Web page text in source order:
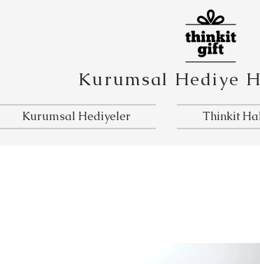
Kurumsal Hediye
Kurumsal Hediyeler Thinkit